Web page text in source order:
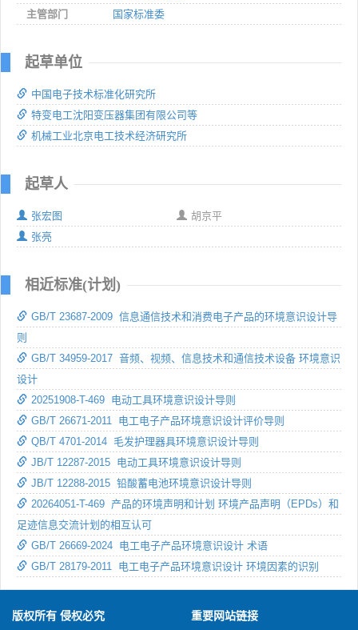
主管部门
国家标准委
起草单位
中国电子技术标准化研究所
特变电工沈阳变压器集团有限公司等
机械工业北京电工技术经济研究所
起草人
张宏图
胡京平
张亮
相近标准(计划)
GB/T 23687-2009 信息通信技术和消费电子产品的环境意识设计导
则
GB/T 34959-2017 音频、视频、信息技术和通信技术设备 环境意识
设计
20251908-T-469 电动工具环境意识设计导则
GB/T 26671-2011 电工电子产品环境意识设计评价导则
QB/T 4701-2014 毛发护理器具环境意识设计导则
JB/T 12287-2015 电动工具环境意识设计导则
JB/T 12288-2015 铅酸蓄电池环境意识设计导则
20264051-T-469 产品的环境声明和计划 环境产品声明（EPDs）和
足迹信息交流计划的相互认可
GB/T 26669-2024 电工电子产品环境意识设计 术语
GB/T 28179-2011 电工电子产品环境意识设计 环境因素的识别
版权所有 侵权必究 重要网站链接